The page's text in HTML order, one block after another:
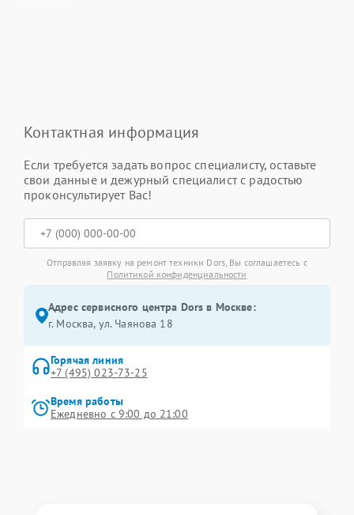
Контактная информация
Если требуется задать вопрос специалисту, оставьте
свои данные и дежурный специалист с радостью
проконсультирует Вас!
Отправляя заявку на ремонт техники Dors, Вы соглашаетесь с
Политикой конфиденциальности
Адрес сервисного центра Dors в Москве:
г. Москва, ул. Чаянова 18
Горячая линия
+7 (495) 023-73-25
Время работы
Ежедневно с 9:00 до 21:00